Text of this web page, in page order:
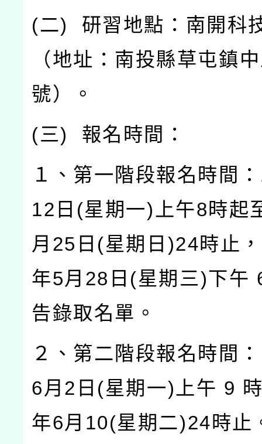
(二) 研習地點：南開科
（地址：南投縣草屯鎮
號）。
(三) 報名時間：
１、第一階段報名時間：
12 日 (星期一) 上午8時起
月 25 日 (星期日 )24時止
年5月 28 日 (星期三)下午
告錄取名單。
２、第二階段報名時間
6月 2 日 (星期一) 上午 9
年6月 10(星期二)24時止